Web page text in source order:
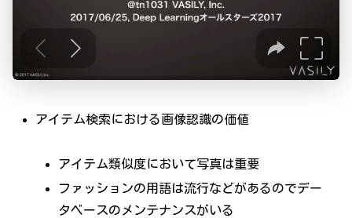
アイテム検索における画像認識の価値
アイテム類似度において写真は重要
ファッションの用語は流行などがあるのでデー
タベースのメンテナンスがいる